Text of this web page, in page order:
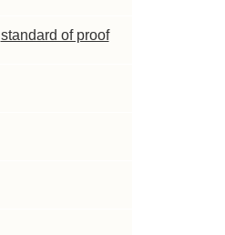
standard of proof